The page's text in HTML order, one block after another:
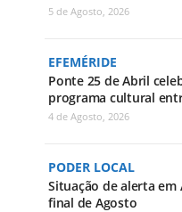
5 de Agosto, 2026
EFEMÉRIDE
Ponte 25 de Abril
programa cultural
4 de Agosto, 2026
PODER LOCAL
Situação de alerta
final de Agosto